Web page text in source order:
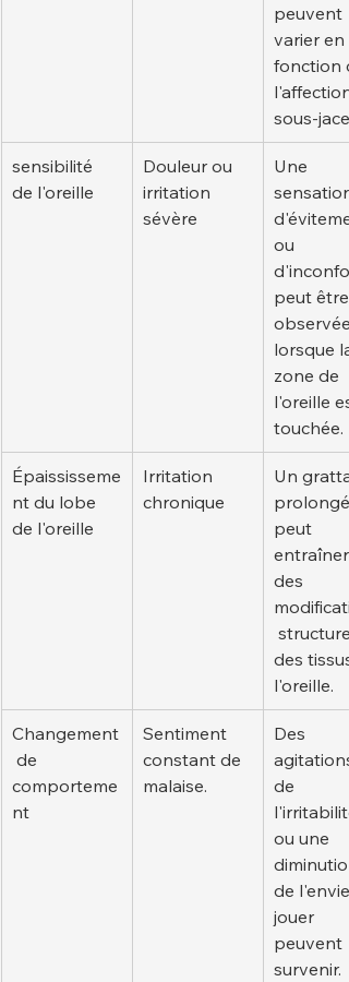
peuvent
varier en
fonction
l'affection
sous-
sensibilité
de l'oreille
Douleur ou
irritation
sévère
Une
sensation
ou
peut être
observée
lorsque la
zone de
l'oreille
touchée.
Épaississeme
nt du lobe
de l'oreille
Irritation
chronique
Un
prolongé
peut
entraîner
des
des
l'oreille.
Changement
de
comporteme
nt
Sentiment
constant de
malaise.
Des
de
ou une
de l'envie
jouer
peuvent
survenir.